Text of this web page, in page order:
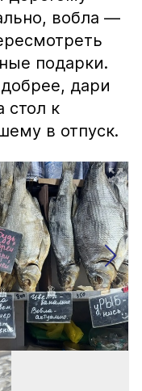
вобла —
подарки.
дари
стол к
в отпуск.